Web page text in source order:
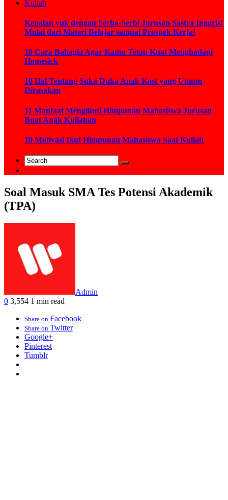
Kuliah
Kenalan yuk dengan Serba-Serbi Jurusan Sastra Inggris!
Mulai dari Materi Belajar sampai Prospek Kerja!
10 Cara Bahagia Agar Kamu Tetap Kuat Menghadapi
Homesick
10 Hal Tentang Suka Duka Anak Kost yang Umum
Dirasakan
11 Manfaat Mengikuti Himpunan Mahasiswa Jurusan
Buat Anak Kuliahan
10 Motivasi Ikut Himpunan Mahasiswa Saat Kuliah
Soal Masuk SMA Tes Potensi Akademik
(TPA)
Admin
0 3,554 1 min read
Share on Facebook
Share on Twitter
Google+
Pinterest
Tumblr